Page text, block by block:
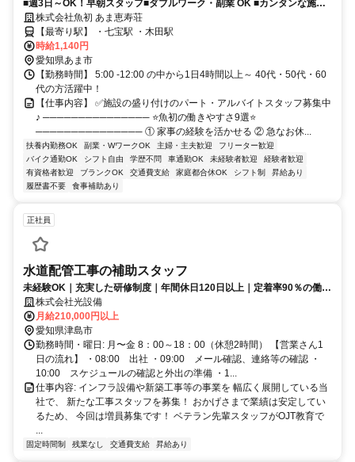
■週3日～OK！早朝スタッフ■ダブルワーク・副業 OK ■カンタンな施設
の盛り付け作業♪
株式会社魚初 あま恵寿荘
【最寄り駅】 ・七宝駅 ・木田駅
時給1,140円
愛知県あま市
【勤務時間】 5:00 -12:00 の中から1日4時間以上～ 40代・50代・60
代の方活躍中！
【仕事内容】 ✅施設の盛り付けのパート・アルバイトスタッフ募集中
♪ ─────────────── ⭐魚初の働きやすさ9選⭐
─────────────── ① 家事の経験を活かせる ② 急なお休...
扶養内勤務OK 副業・WワークOK 主婦・主夫歓迎
フリーター歓迎
バイク通勤OK
シフト自由 学歴不問 車通勤OK 未経験者歓迎
経験者歓迎
有資格者歓迎
ブランクOK 交通費支給 家庭都合休OK シフト制
昇給あり
履歴書不要
食事補助あり
正社員
水道配管工事の補助スタッフ
未経験OK｜充実した研修制度｜年間休日120日以上｜定着率90％の働き
やすい環境♩
株式会社光設備
月給210,000円以上
愛知県津島市
勤務時間・曜日: 月〜金 8：00～18：00（休憩2時間） 【営業さん1
日の流れ】 ・08:00 出社 ・09:00 メール確認、連絡等の確認 ・
10:00 スケジュールの確認と外出の準備 ・1...
仕事内容: インフラ設備や新築工事等の事業を 幅広く展開している当
社で、 新たな工事スタッフを募集！ おかげさまで業績は安定してい
るため、 今回は増員募集です！ ベテラン先輩スタッフがOJT教育で
固定時間制 残業なし 交通費支給 昇給あり